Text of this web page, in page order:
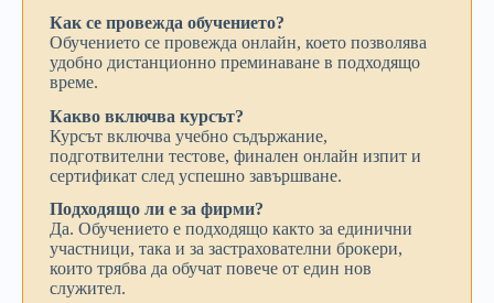
Как се провежда обучението?
Обучението се провежда онлайн, което позволява
удобно дистанционно преминаване в подходящо
време.
Какво включва курсът?
Курсът включва учебно съдържание,
подготвителни тестове, финален онлайн изпит и
сертификат след успешно завършване.
Подходящо ли е за фирми?
Да. Обучението е подходящо както за единични
участници, така и за застрахователни брокери,
които трябва да обучат повече от един нов
служител.